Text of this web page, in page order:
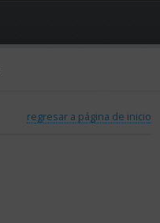
regresar a página de inicio